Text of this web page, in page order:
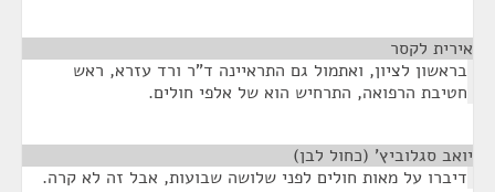
אירית לקסר
בראשון לציון, ואתמול גם התראיינה ד"ר ורד עזרא, ראש
חטיבת הרפואה, התרחיש הוא של אלפי חולים.
יואב סגלוביץ' (כחול לבן)
דיברו על מאות חולים לפני שלושה שבועות, אבל זה לא קרה.